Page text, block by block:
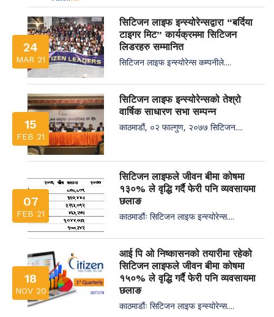
24
MAR 21
सिटिजन लाइफ इन्स्योरेन्सद्वारा “बर्दिया
टाइगर मिट” कार्यक्रममा सिटिजन
लिडरहरु सम्मानित
सिटिजन लाइफ इन्स्योरेन्स कम्पनीले....
15
FEB 21
सिटिजन लाइफ इन्स्योरेन्सको तेश्रो
वार्षिक साधारण सभा सम्पन्न
काठमाडौं, ०२ फाल्गुण, २०७७ सिटिजन....
07
FEB 21
सिटिजन लाइफले जीवन बीमा कोषमा
१३०% ले वृद्धि गर्दै फेरी पनि व्यवसायमा
छलाङ
काठमाडौंः सिटिजन लाइफ इन्स्योरेन्स....
18
NOV 20
आई पि ओ निष्कासनको तयारीमा रहेको
सिटिजन लाइफले जीवन बीमा कोषमा
१५०% ले वृद्धि गर्दै फेरी पनि व्यवसायमा
छलाङ
काठमाडौंः सिटिजन लाइफ इन्स्योरेन्स....